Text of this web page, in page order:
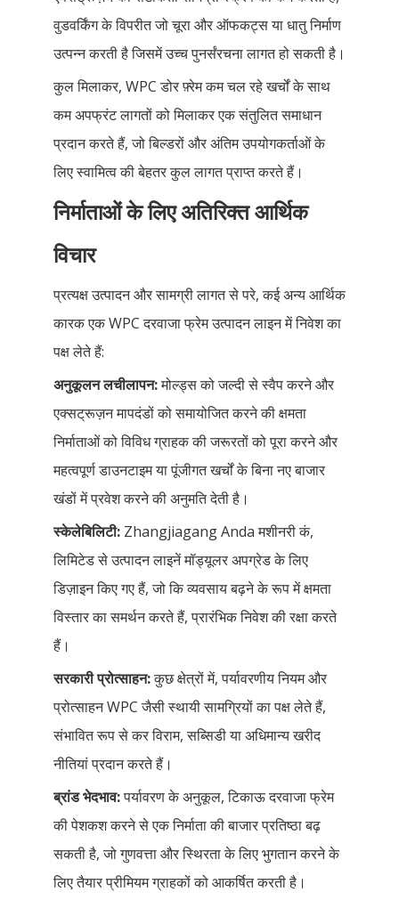
वुडवर्किंग के विपरीत जो चूरा और ऑफकट्स या धातु निर्माण
उत्पन्न करती है जिसमें उच्च पुनर्संरचना लागत हो सकती है।
कुल मिलाकर, WPC डोर फ़्रेम कम चल रहे खर्चों के साथ
कम अपफ्रंट लागतों को मिलाकर एक संतुलित समाधान
प्रदान करते हैं, जो बिल्डरों और अंतिम उपयोगकर्ताओं के
लिए स्वामित्व की बेहतर कुल लागत प्राप्त करते हैं।
निर्माताओं के लिए अतिरिक्त आर्थिक
विचार
प्रत्यक्ष उत्पादन और सामग्री लागत से परे, कई अन्य आर्थिक
कारक एक WPC दरवाजा फ्रेम उत्पादन लाइन में निवेश का
पक्ष लेते हैं:
अनुकूलन लचीलापन:मोल्ड्स को जल्दी से स्वैप करने और
एक्सट्रूज़न मापदंडों को समायोजित करने की क्षमता
निर्माताओं को विविध ग्राहक की जरूरतों को पूरा करने और
महत्वपूर्ण डाउनटाइम या पूंजीगत खर्चों के बिना नए बाजार
खंडों में प्रवेश करने की अनुमति देती है।
स्केलेबिलिटी: Zhangjiagang Anda मशीनरी कं,
लिमिटेड से उत्पादन लाइनें मॉड्यूलर अपग्रेड के लिए
डिज़ाइन किए गए हैं, जो कि व्यवसाय बढ़ने के रूप में क्षमता
विस्तार का समर्थन करते हैं, प्रारंभिक निवेश की रक्षा करते
हैं।
सरकारी प्रोत्साहन:कुछ क्षेत्रों में, पर्यावरणीय नियम और
प्रोत्साहन WPC जैसी स्थायी सामग्रियों का पक्ष लेते हैं,
संभावित रूप से कर विराम, सब्सिडी या अधिमान्य खरीद
नीतियां प्रदान करते हैं।
ब्रांड भेदभाव:पर्यावरण के अनुकूल, टिकाऊ दरवाजा फ्रेम
की पेशकश करने से एक निर्माता की बाजार प्रतिष्ठा बढ़
सकती है, जो गुणवत्ता और स्थिरता के लिए भुगतान करने के
लिए तैयार प्रीमियम ग्राहकों को आकर्षित करती है।